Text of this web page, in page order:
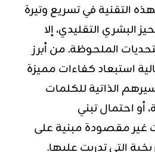
التقنية في تسريع وتيرة
البشري التقليدي، إلا
الملحوظة. من أبرز
استبعاد كفاءات مميزة
الذاتية للكلمات
أو احتمال تبني
غير مقصودة مبنية على
التي تدربت عليها.